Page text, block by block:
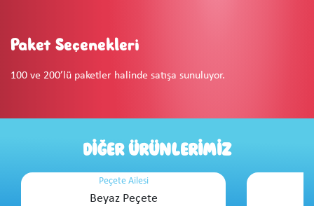
Paket Seçenekleri
100 ve 200’lü paketler halinde satışa sunuluyor.
DİĞER ÜRÜNLERİMİZ
Peçete Ailesi
Beyaz Peçete